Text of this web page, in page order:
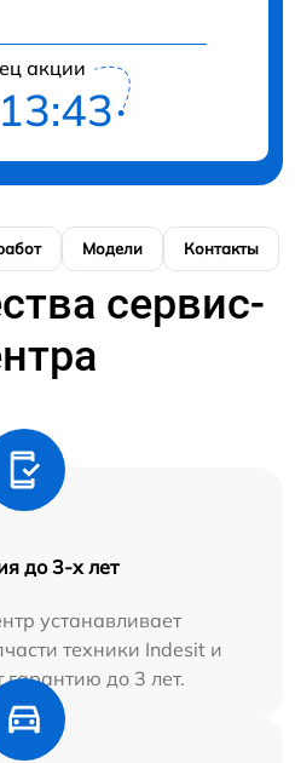
акции
Модели Контакты
сервис-
до 3-х лет
устанавливает
техники Indesit и
гарантию до 3 лет.